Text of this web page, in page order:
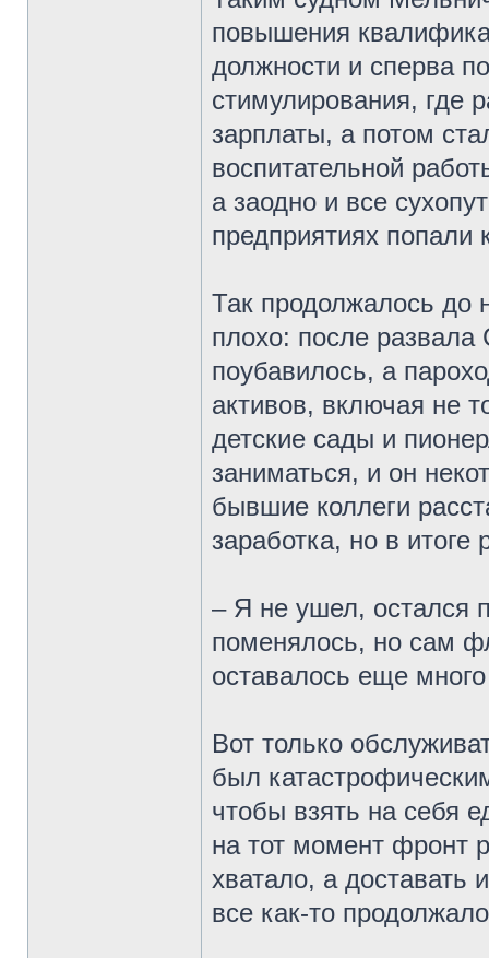
повышения
должности и сперва
стимулирования, где
зарплаты, а потом
воспитательной
а заодно и все
предприятиях попали
Так продолжалось до
плохо: после развала
поубавилось, а
активов, включая не
детские сады и
заниматься, и он
бывшие коллеги
заработка, но в
– Я не ушел, остался
поменялось, но сам
оставалось еще
Вот только
был
чтобы взять на себя
на тот момент фронт
хватало, а доставать
все как-то